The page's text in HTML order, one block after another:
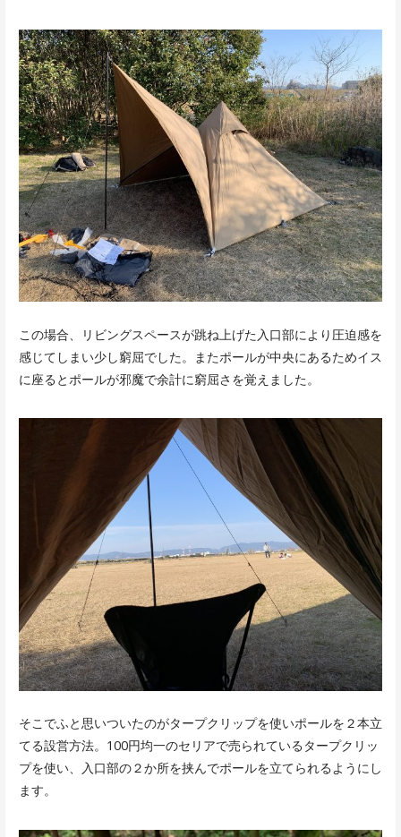
この場合、リビングスペースが跳ね上げた入口部により圧迫感を
感じてしまい少し窮屈でした。またポールが中央にあるためイス
に座るとポールが邪魔で余計に窮屈さを覚えました。
そこでふと思いついたのがタープクリップを使いポールを２本立
てる設営方法。100円均一のセリアで売られているタープクリッ
プを使い、入口部の２か所を挟んでポールを立てられるようにし
ます。